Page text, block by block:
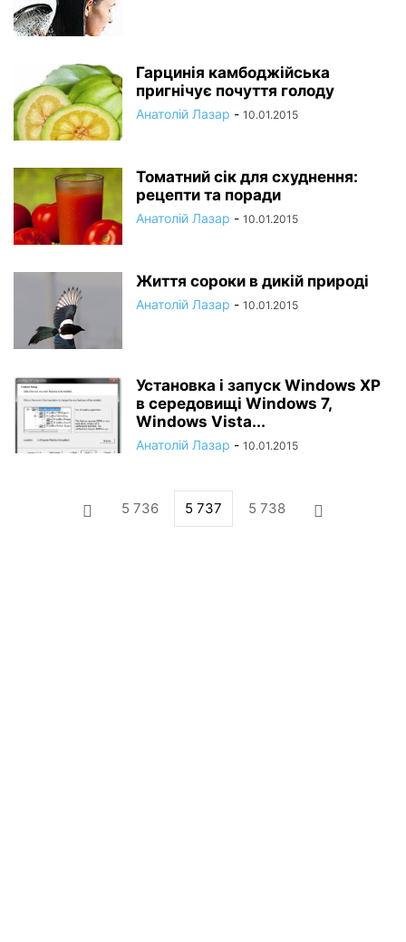
Гарцинія камбоджійська
пригнічує почуття голоду
Анатолій Лазар - 10.01.2015
Томатний сік для схуднення:
рецепти та поради
Анатолій Лазар - 10.01.2015
Життя сороки в дикій природі
Анатолій Лазар - 10.01.2015
Установка і запуск Windows XP
в середовищі Windows 7,
Windows Vista...
Анатолій Лазар - 10.01.2015
5 736 5 737 5 738